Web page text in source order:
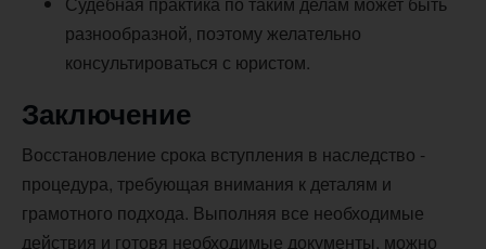
разнообразной, поэтому желательно
консультироваться с юристом.
Заключение
Восстановление срока вступления в наследство -
процедура, требующая внимания к деталям и
грамотного подхода. Выполняя все необходимые
действия и готовя необходимые документы, можно